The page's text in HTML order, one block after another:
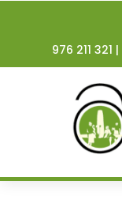
976 211 321 |